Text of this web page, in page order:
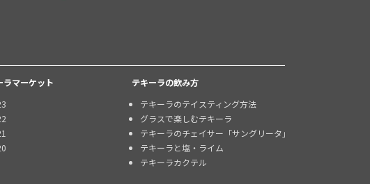
ラマーケット テキーラの飲み方
テキーラのテイスティング方法
グラスで楽しむテキーラ
テキーラのチェイサー「サングリータ」
テキーラと塩・ライム
テキーラカクテル